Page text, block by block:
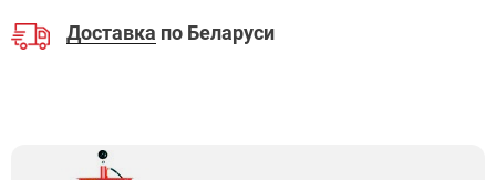
Доставка по Беларуси